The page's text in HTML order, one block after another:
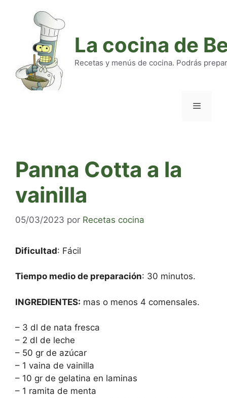
La cocina de
Recetas y menús de cocina. Podrás
Panna Cotta a la
vainilla
05/03/2023 por Recetas cocina
Dificultad: Fácil
Tiempo medio de preparación: 30 minutos.
INGREDIENTES: mas o menos 4 comensales.
– 3 dl de nata fresca
– 2 dl de leche
– 50 gr de azúcar
– 1 vaina de vainilla
– 10 gr de gelatina en laminas
– 1 ramita de menta